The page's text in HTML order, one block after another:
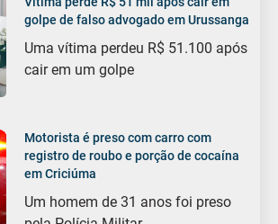
golpe de falso advogado em Urussanga
Uma vítima perdeu R$ 51.100 após
cair em um golpe
Motorista é preso com carro com
registro de roubo e porção de cocaína
em Criciúma
Um homem de 31 anos foi preso